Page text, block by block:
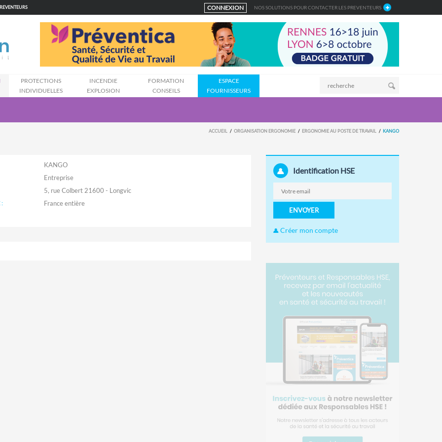
CONNEXION NOS SOLUTIONS POUR CONTACTER LES PREVENTEURS
PROTECTIONS
INDIVIDUELLES
INCENDIE
EXPLOSION
FORMATION
CONSEILS
ESPACE
FOURNISSEURS
ACCUEIL ORGANISATION ERGONOMIE ERGONOMIE AU POSTE DE TRAVAIL KANGO
KANGO
Entreprise
5, rue Colbert 21600 - Longvic
:
Identification HSE
ENVOYER
Créer mon compte